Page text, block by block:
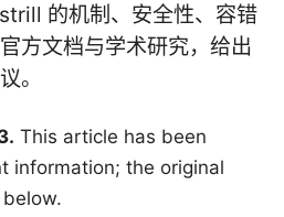
的机制、安全性、容错
方文档与学术研究，给出
。
This article has been
information; the original